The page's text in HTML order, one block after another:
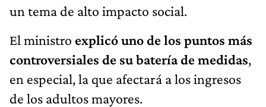
un tema de alto impacto social.
El ministro explicó uno de los puntos más
controversiales de su batería de medidas,
en especial, la que afectará a los ingresos
de los adultos mayores.